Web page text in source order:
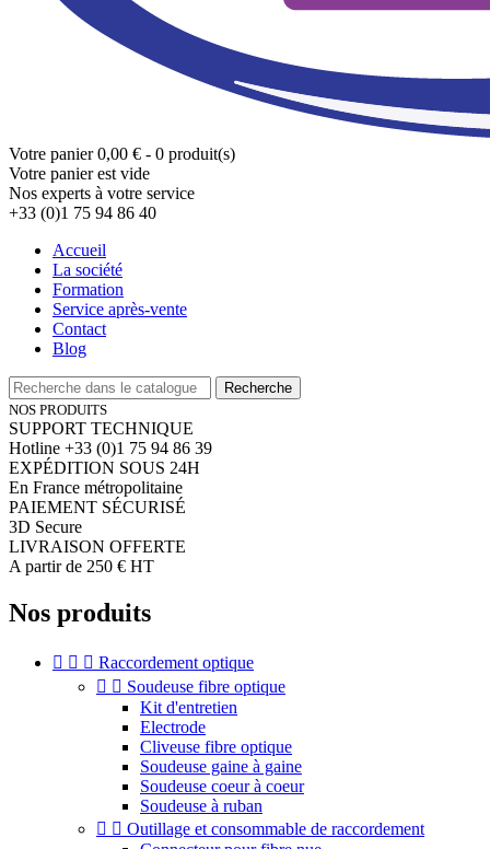
Votre panier 0,00 € - 0 produit(s)
Votre panier est vide
Nos experts à votre service
+33 (0)1 75 94 86 40
Accueil
La société
Formation
Service après-vente
Contact
Blog
Recherche
NOS PRODUITS
SUPPORT TECHNIQUE
Hotline +33 (0)1 75 94 86 39
EXPÉDITION SOUS 24H
En France métropolitaine
PAIEMENT SÉCURISÉ
3D Secure
LIVRAISON OFFERTE
A partir de 250 € HT
Nos produits
   Raccordement optique
  Soudeuse fibre optique
Kit d'entretien
Electrode
Cliveuse fibre optique
Soudeuse gaine à gaine
Soudeuse coeur à coeur
Soudeuse à ruban
  Outillage et consommable de raccordement